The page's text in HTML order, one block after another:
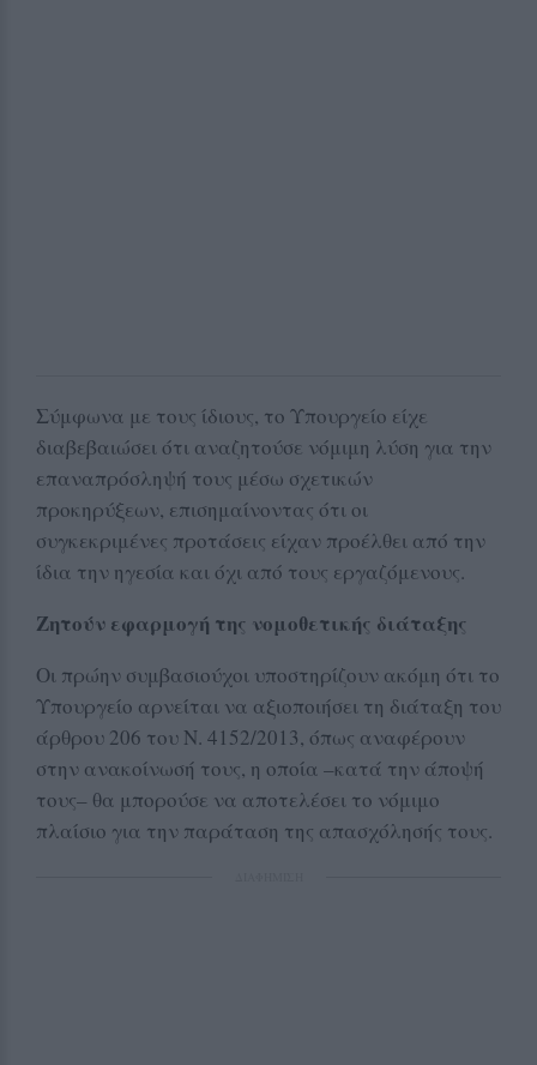
Σύμφωνα με τους ίδιους, το Υπουργείο είχε
διαβεβαιώσει ότι αναζητούσε νόμιμη λύση για την
επαναπρόσληψή τους μέσω σχετικών
προκηρύξεων, επισημαίνοντας ότι οι
συγκεκριμένες προτάσεις είχαν προέλθει από την
ίδια την ηγεσία και όχι από τους εργαζόμενους.
Ζητούν εφαρμογή της νομοθετικής διάταξης
Οι πρώην συμβασιούχοι υποστηρίζουν ακόμη ότι το
Υπουργείο αρνείται να αξιοποιήσει τη διάταξη του
άρθρου 206 του Ν. 4152/2013, όπως αναφέρουν
στην ανακοίνωσή τους, η οποία –κατά την άποψή
τους– θα μπορούσε να αποτελέσει το νόμιμο
πλαίσιο για την παράταση της απασχόλησής τους.